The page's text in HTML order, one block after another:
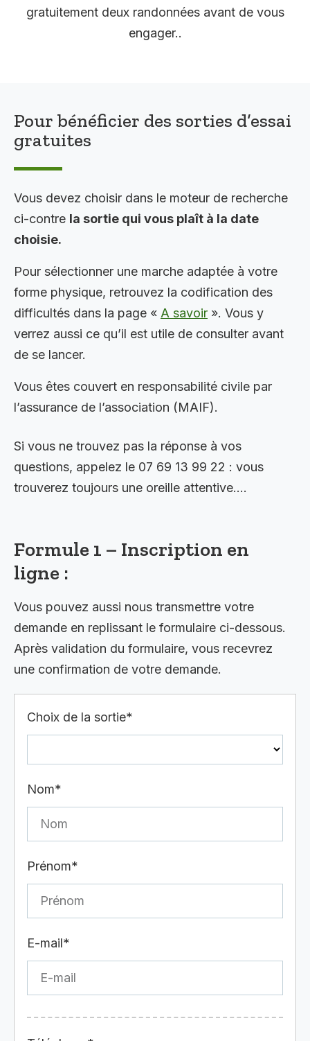
gratuitement deux randonnées avant de vous
engager..
Pour bénéficier des sorties d’essai
gratuites
Vous devez choisir dans le moteur de recherche
ci-contre la sortie qui vous plaît à la date
choisie.
Pour sélectionner une marche adaptée à votre
forme physique, retrouvez la codification des
difficultés dans la page « A savoir ». Vous y
verrez aussi ce qu’il est utile de consulter avant
de se lancer.
Vous êtes couvert en responsabilité civile par
l’assurance de l’association (MAIF).
Si vous ne trouvez pas la réponse à vos
questions, appelez le 07 69 13 99 22 : vous
trouverez toujours une oreille attentive….
Formule 1 – Inscription en
ligne :
Vous pouvez aussi nous transmettre votre
demande en replissant le formulaire ci-dessous.
Après validation du formulaire, vous recevrez
une confirmation de votre demande.
Choix de la sortie*
Nom*
Prénom*
E-mail*